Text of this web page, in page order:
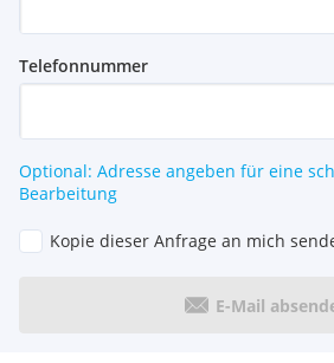
Telefonnummer
Optional: Adresse angeben für eine
Bearbeitung
Kopie dieser Anfrage an mich
E-Mail